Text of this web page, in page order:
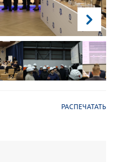
РАСПЕЧАТАТЬ